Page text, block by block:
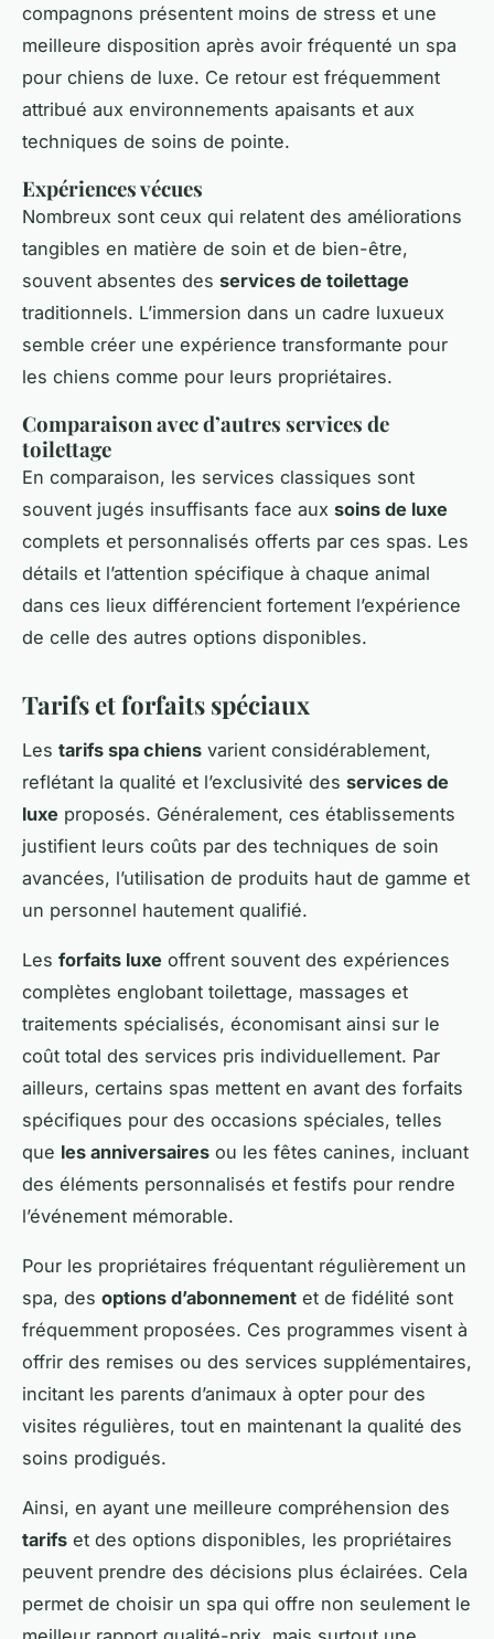
compagnons présentent moins de stress et une
meilleure disposition après avoir fréquenté un spa
pour chiens de luxe. Ce retour est fréquemment
attribué aux environnements apaisants et aux
techniques de soins de pointe.
Expériences vécues
Nombreux sont ceux qui relatent des améliorations
tangibles en matière de soin et de bien-être,
souvent absentes des services de toilettage
traditionnels. L’immersion dans un cadre luxueux
semble créer une expérience transformante pour
les chiens comme pour leurs propriétaires.
Comparaison avec d’autres services de
toilettage
En comparaison, les services classiques sont
souvent jugés insuffisants face aux soins de luxe
complets et personnalisés offerts par ces spas. Les
détails et l’attention spécifique à chaque animal
dans ces lieux différencient fortement l’expérience
de celle des autres options disponibles.
Tarifs et forfaits spéciaux
Les tarifs spa chiens varient considérablement,
reflétant la qualité et l’exclusivité des services de
luxe proposés. Généralement, ces établissements
justifient leurs coûts par des techniques de soin
avancées, l’utilisation de produits haut de gamme et
un personnel hautement qualifié.
Les forfaits luxe offrent souvent des expériences
complètes englobant toilettage, massages et
traitements spécialisés, économisant ainsi sur le
coût total des services pris individuellement. Par
ailleurs, certains spas mettent en avant des forfaits
spécifiques pour des occasions spéciales, telles
que les anniversaires ou les fêtes canines, incluant
des éléments personnalisés et festifs pour rendre
l’événement mémorable.
Pour les propriétaires fréquentant régulièrement un
spa, des options d’abonnement et de fidélité sont
fréquemment proposées. Ces programmes visent à
offrir des remises ou des services supplémentaires,
incitant les parents d’animaux à opter pour des
visites régulières, tout en maintenant la qualité des
soins prodigués.
Ainsi, en ayant une meilleure compréhension des
tarifs et des options disponibles, les propriétaires
peuvent prendre des décisions plus éclairées. Cela
permet de choisir un spa qui offre non seulement le